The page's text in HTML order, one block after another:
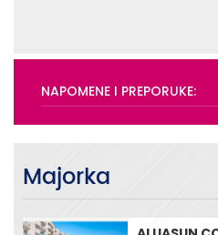
NAPOMENE I PREPORUKE:
Majorka